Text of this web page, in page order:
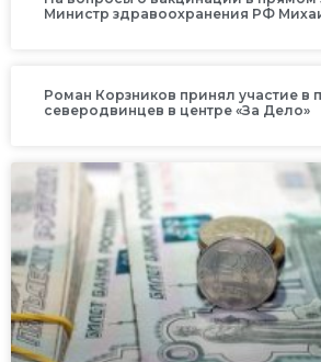
Министр здравоохранения РФ
Роман Корзников принял участие в
северодвинцев в центре «За Дело»